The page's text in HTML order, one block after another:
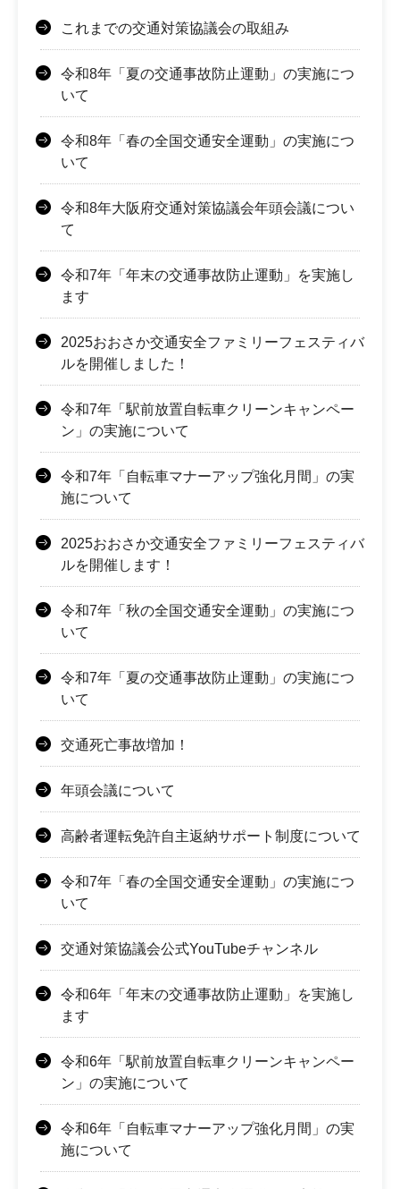
これまでの交通対策協議会の取組み
令和8年「夏の交通事故防止運動」の実施につ
いて
令和8年「春の全国交通安全運動」の実施につ
いて
令和8年大阪府交通対策協議会年頭会議につい
て
令和7年「年末の交通事故防止運動」を実施し
ます
2025おおさか交通安全ファミリーフェスティバ
ルを開催しました！
令和7年「駅前放置自転車クリーンキャンペー
ン」の実施について
令和7年「自転車マナーアップ強化月間」の実
施について
2025おおさか交通安全ファミリーフェスティバ
ルを開催します！
令和7年「秋の全国交通安全運動」の実施につ
いて
令和7年「夏の交通事故防止運動」の実施につ
いて
交通死亡事故増加！
年頭会議について
高齢者運転免許自主返納サポート制度について
令和7年「春の全国交通安全運動」の実施につ
いて
交通対策協議会公式YouTubeチャンネル
令和6年「年末の交通事故防止運動」を実施し
ます
令和6年「駅前放置自転車クリーンキャンペー
ン」の実施について
令和6年「自転車マナーアップ強化月間」の実
施について